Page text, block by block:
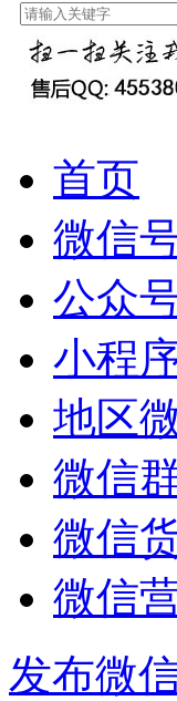
首页
微信
公众
小程
地区
微信
微信
微信
发布微